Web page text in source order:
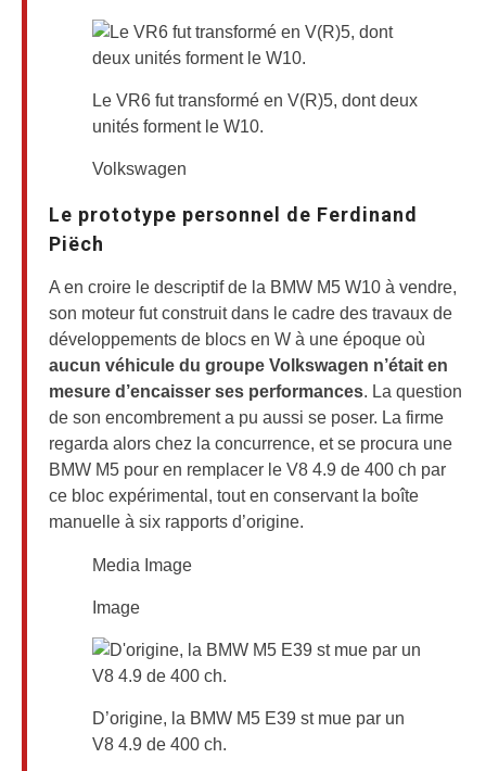
Le VR6 fut transformé en V(R)5, dont deux
unités forment le W10.
Volkswagen
Le prototype personnel de Ferdinand
Piëch
A en croire le descriptif de la BMW M5 W10 à vendre,
son moteur fut construit dans le cadre des travaux de
développements de blocs en W à une époque où
aucun véhicule du groupe Volkswagen n’était en
mesure d’encaisser ses performances. La question
de son encombrement a pu aussi se poser. La firme
regarda alors chez la concurrence, et se procura une
BMW M5 pour en remplacer le V8 4.9 de 400 ch par
ce bloc expérimental, tout en conservant la boîte
manuelle à six rapports d’origine.
Media Image
Image
D’origine, la BMW M5 E39 st mue par un
V8 4.9 de 400 ch.